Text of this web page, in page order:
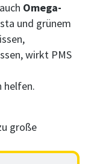
Omega-
und grünem
wirkt PMS
helfen.
große